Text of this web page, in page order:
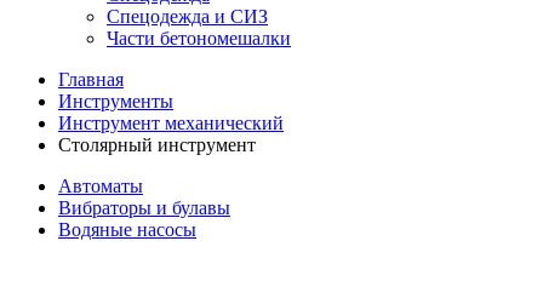
Спецодежда и СИЗ
Части бетономешалки
Главная
Инструменты
Инструмент механический
Столярный инструмент
Автоматы
Вибраторы и булавы
Водяные насосы